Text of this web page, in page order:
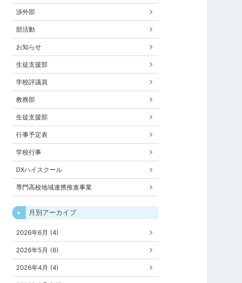
渉外部
部活動
お知らせ
生徒支援部
学校評議員
教務部
生徒支援部
行事予定表
学校行事
DXハイスクール
専門高校地域連携推進事業
月別アーカイブ
2026年6月 (4)
2026年5月 (6)
2026年4月 (4)